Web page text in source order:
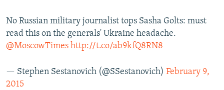
No Russian military journalist tops Sasha Golts: must
read this on the generals' Ukraine headache.
@MoscowTimes http://t.co/ab9kfQ8RN8
— Stephen Sestanovich (@SSestanovich) February 9,
2015